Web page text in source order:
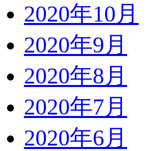
2020年10月
2020年9月
2020年8月
2020年7月
2020年6月